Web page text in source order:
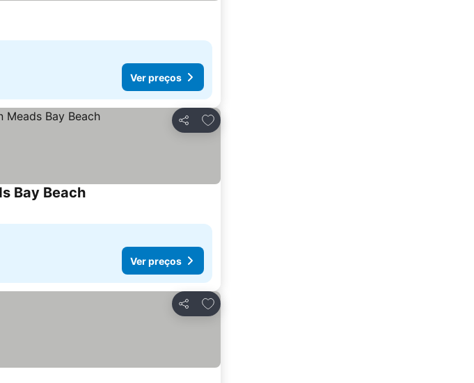
Ver preços
Partilhar
Adicionar aos favoritos
Bay BeachVer preços
Ver preços
Partilhar
Adicionar aos favoritos